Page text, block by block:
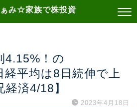
み☆家族で株投資
4.15%！の
平均は8日続伸で上
済4/18】
2023年4月18日